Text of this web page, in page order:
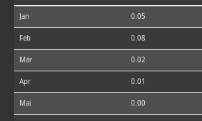
Jan 0.05
Feb 0.08
Mär 0.02
Apr 0.01
Mai 0.00